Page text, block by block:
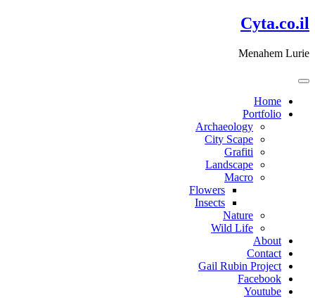
דלג
לתוכן
Cyta.co.il
Menahem Lurie
Home
Portfolio
Archaeology
City Scape
Grafiti
Landscape
Macro
Flowers
Insects
Nature
Wild Life
About
Contact
Gail Rubin Project
Facebook
Youtube